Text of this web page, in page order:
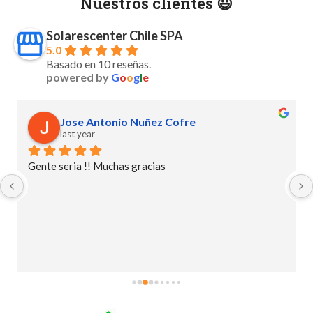
Solarescenter Chile SPA
5.0
Basado en 10 reseñas.
powered by Google
Jose Antonio Nuñez Cofre
last year
Gente seria !! Muchas gracias